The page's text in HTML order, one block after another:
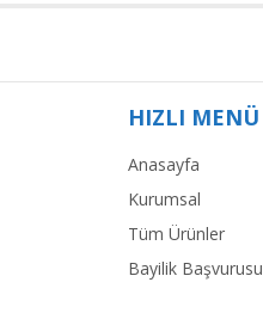
HIZLI MENÜ
Anasayfa
Kurumsal
Tüm Ürünler
Bayilik Başvurusu